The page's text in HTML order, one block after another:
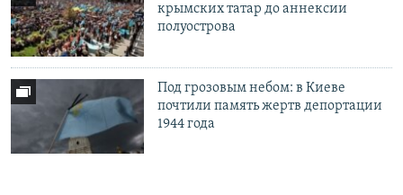
крымских татар до аннексии
полуострова
Под грозовым небом: в Киеве
почтили память жертв депортации
1944 года